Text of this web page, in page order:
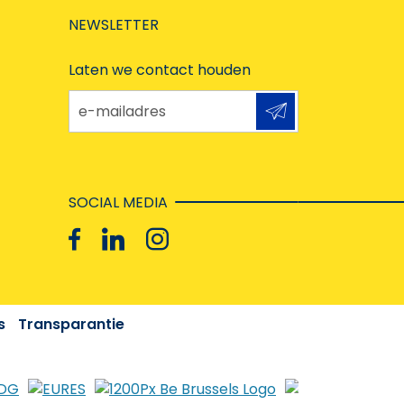
NEWSLETTER
Laten we contact houden
e-mailadres
SOCIAL MEDIA
Transparantie